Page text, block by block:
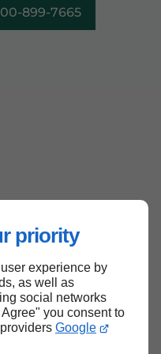
priority
experience by
as well as
social networks
you consent to
Google
899-7665